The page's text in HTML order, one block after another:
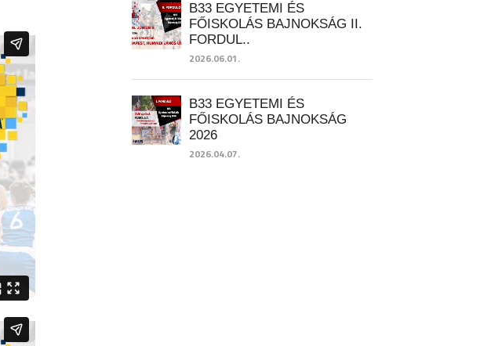
B33 EGYETEMI ÉS
FŐISKOLÁS BAJNOKSÁG II.
FORDUL..
2026.06.01.
B33 EGYETEMI ÉS
FŐISKOLÁS BAJNOKSÁG
2026
2026.04.07.